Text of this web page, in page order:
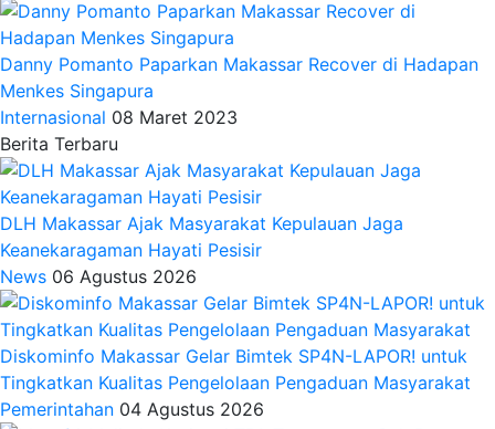
Danny Pomanto Paparkan Makassar Recover di Hadapan
Menkes Singapura
Internasional 08 Maret 2023
Berita Terbaru
DLH Makassar Ajak Masyarakat Kepulauan Jaga
Keanekaragaman Hayati Pesisir
News 06 Agustus 2026
Diskominfo Makassar Gelar Bimtek SP4N-LAPOR! untuk
Tingkatkan Kualitas Pengelolaan Pengaduan Masyarakat
Pemerintahan 04 Agustus 2026